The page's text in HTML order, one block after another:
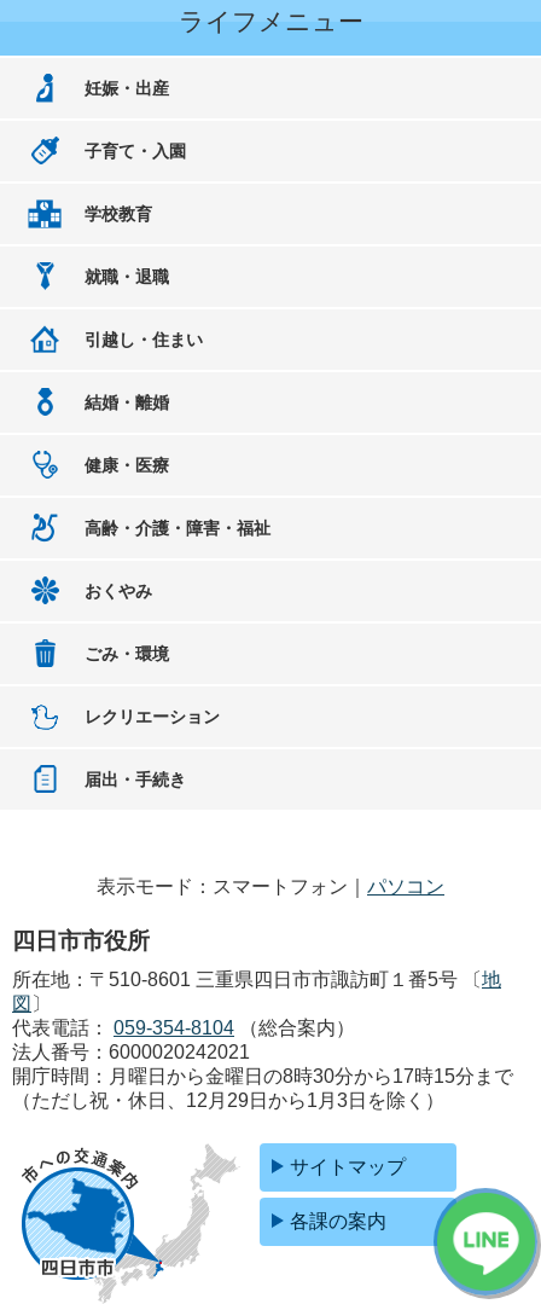
ライフメニュー
妊娠・出産
子育て・入園
学校教育
就職・退職
引越し・住まい
結婚・離婚
健康・医療
高齢・介護・障害・福祉
おくやみ
ごみ・環境
レクリエーション
届出・手続き
表示モード：スマートフォン｜ パソコン
四日市市役所
所在地：〒510-8601 三重県四日市市諏訪町１番5号 〔地
図 〕
代表電話：
059-354-8104
（総合案内）
法人番号：6000020242021
開庁時間：月曜日から金曜日の8時30分から17時15分まで
（ただし祝・休日、12月29日から1月3日を除く）
サイトマップ
各課の案内